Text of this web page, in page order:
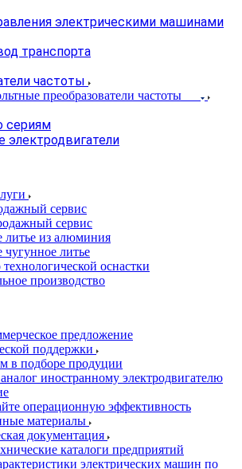
электрическими машинами
транспорта
частоты
преобразователи частоты
сериям
электродвигатели
сервис
сервис
литье из алюминия
литье
оснастки
производство
предложение
поддержки
в подборе продуции
иностранному электродвигателю
операционную эффективность
материалы
документация
каталоги предприятий
электрических машин по